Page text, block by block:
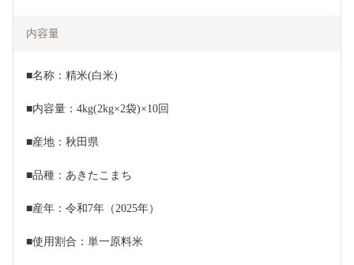
内容量
■名称：精米(白米)
■内容量：4kg(2kg×2袋)×10回
■産地：秋田県
■品種：あきたこまち
■産年：令和7年（2025年）
■使用割合：単一原料米